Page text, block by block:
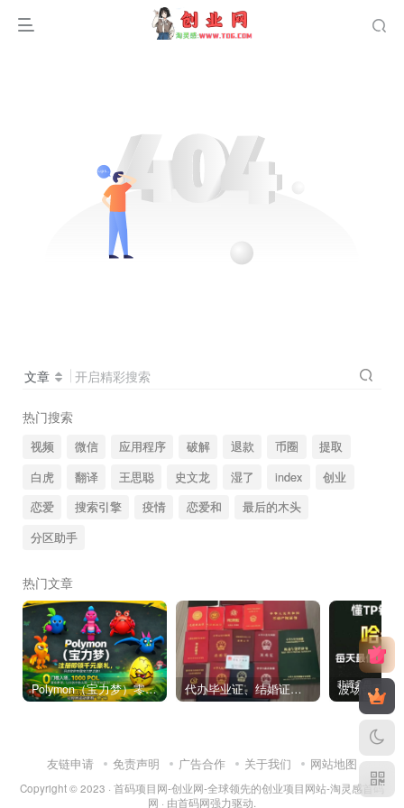
文章 开启精彩搜索
热门搜索
视频 微信 应用程序 破解 退款 币圈
提取
白虎
翻译 王思聪 史文龙 湿了 index
创业
恋爱
搜索引擎 疫情 恋爱和
最后的木头
分区助手
热门文章
Polymon（宝力梦）零撸链游天花板，稳定收益，轻松变现，今日全球首发！ 代办毕业证、结婚证、房产证、不动产权证书、离婚证、中专/大专/高中
友链申请 免责声明 广告合作 关于我们 网站地图
Copyright © 2023 · 首码项目网-创业网-全球领先的创业项目网站-淘灵感首码
网 · 由首码网强力驱动.